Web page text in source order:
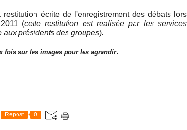
restitution écrite de l'enregistrement des débats lors
(cette restitution est réalisée par les services
aux présidents des groupes).
fois sur les images pour les agrandir.
Repost 0